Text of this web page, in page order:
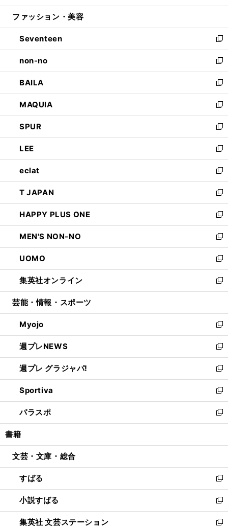
開
ウ
開
く
ン
ウ
で
開
く
ウ
ン
ド
ウ
で
開
く
ファッション・美容
Seventeen
新
し
い
ウ
ィ
ン
ド
ウ
で
開
く
non-no
新
し
い
ウ
ィ
ン
ド
ウ
で
開
く
BAILA
新
し
い
ウ
ィ
ン
ド
ウ
で
開
く
MAQUIA
新
し
い
ウ
ィ
ン
ド
ウ
で
開
く
SPUR
新
し
い
ウ
ィ
ン
ド
ウ
で
開
く
LEE
新
し
い
ウ
ィ
ン
ド
ウ
で
開
く
eclat
新
し
い
ウ
ィ
ン
ド
ウ
で
開
く
T JAPAN
新
し
い
ウ
ィ
ン
ド
ウ
で
開
HAPPY PLUS ONE
新
し
い
ウ
ィ
ン
ド
ウ
開
く
MEN'S NON-NO
新
し
い
ウ
ィ
ン
ウ
で
開
く
UOMO
新
し
い
ウ
ン
ド
ウ
で
開
く
集英社オンライン
新
し
ウ
ィ
ン
ド
ウ
で
開
く
芸能・情報・スポーツ
Myojo
新
し
い
ウ
ィ
ン
ド
ウ
で
開
週プレNEWS
新
し
い
ウ
ィ
ン
ド
ウ
開
週プレ グラジャパ!
新
し
い
ウ
ィ
ン
ウ
開
く
Sportiva
新
し
い
ウ
ン
ウ
で
開
く
パラスポ
新
し
ウ
ン
ド
ウ
で
開
く
書籍
文芸・文庫・総合
すばる
新
し
い
ウ
ィ
小説すばる
新
し
い
集英社 文芸ステーション
新